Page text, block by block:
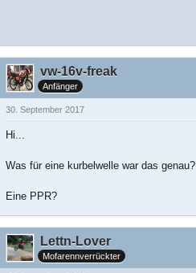
vw-16v-freak
Anfänger
30. September 2017
Hi...
Was für eine kurbelwelle war das genau?
Eine PPR?
Lettn-Lover
Mofarennverrückter